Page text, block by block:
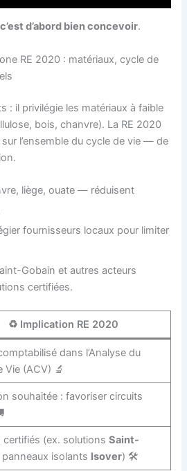
d’abord bien concevoir.
RE 2020 : matériaux, cycle de
: il privilégie les matériaux à faible
bois, chanvre). La RE 2020
sur l’ensemble du cycle de vie — de
liège, ouate — réduisent
fournisseurs locaux pour limiter
Gobain et autres acteurs
certifiées.
♻️ Implication RE 2020
dans l’Analyse du
Vie (ACV) 🔬
souhaitée : favoriser circuits
certifiés (ex. solutions Saint-
panneaux isolants Isover) 🛠️